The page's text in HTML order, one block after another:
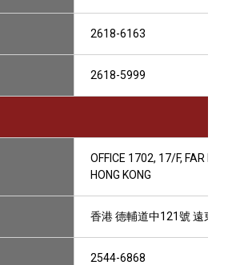
2618-6163
2618-5999
OFFICE 1702, 17/F, FAR
HONG KONG
香港 德輔道中121號 遠東發
2544-6868